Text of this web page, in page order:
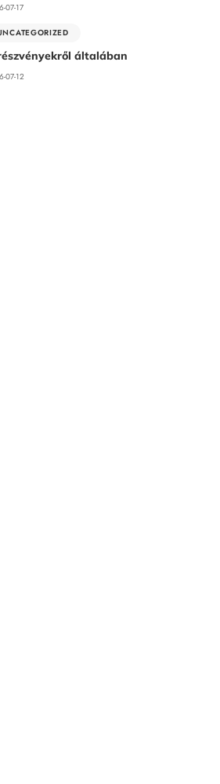
07-17
általában
07-12